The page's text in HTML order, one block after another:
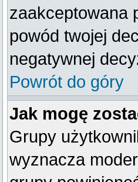
zaakceptowana
powód twojej
negatywnej
Powrót do góry
Jak mogę
Grupy
wyznacza